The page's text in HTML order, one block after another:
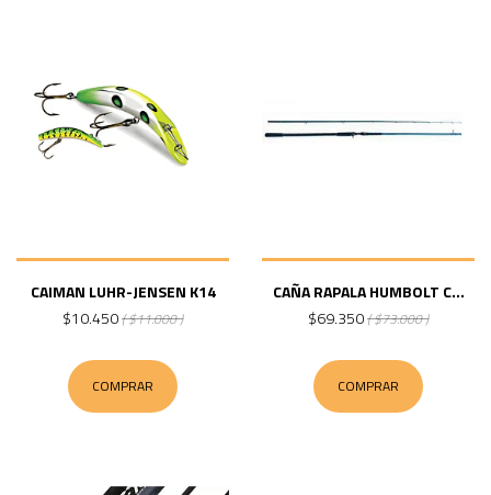
CAIMAN LUHR-JENSEN K14
$10.450( $11.000 )
COMPRAR
CAÑA RAPALA HUMBOLT C...
$69.350( $73.000 )
COMPRAR